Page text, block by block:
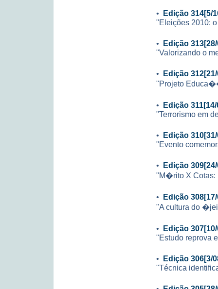
• Edição 314[5/
"Eleições 2010:
• Edição
"Valorizando o
• Edição
"Projeto
• Edição
"Terrorismo em
• Edição
"Evento
• Edição
"M�rito X Cotas:
• Edição
"A cultura do
• Edição
"Estudo reprova
• Edição 306[3/
"Técnica